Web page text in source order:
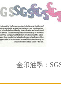
金印油墨：